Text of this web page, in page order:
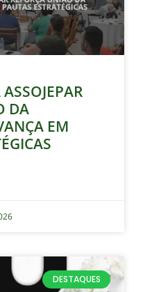
DA
EM
DESTAQUES